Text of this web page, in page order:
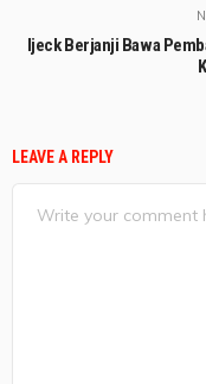
Ijeck Berjanji Bawa
LEAVE A REPLY